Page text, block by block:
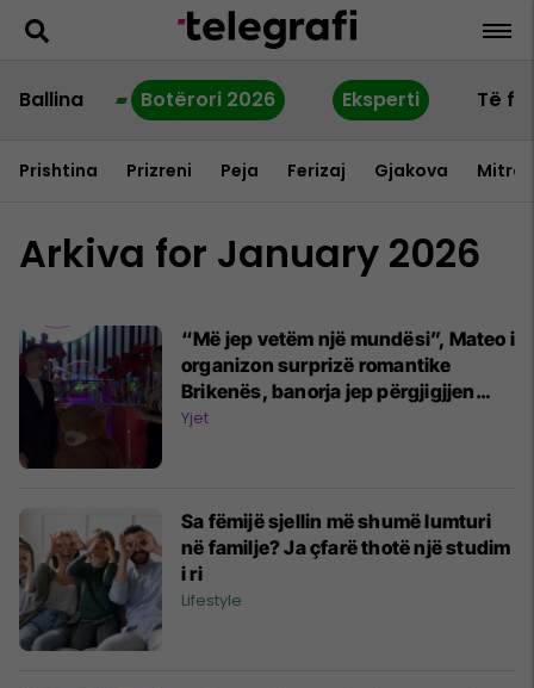
Ballina Botërori 2026 Eksperti Të
Prishtina Prizreni Peja Ferizaj Gjakova
Arkiva for January 2026
“Më jep vetëm një mundësi”, Mateo i
organizon surprizë romantike
Brikenës, banorja jep përgjigjjen
interesante
Yjet
Sa fëmijë sjellin më shumë lumturi
në familje? Ja çfarë thotë një studim
i ri
Lifestyle